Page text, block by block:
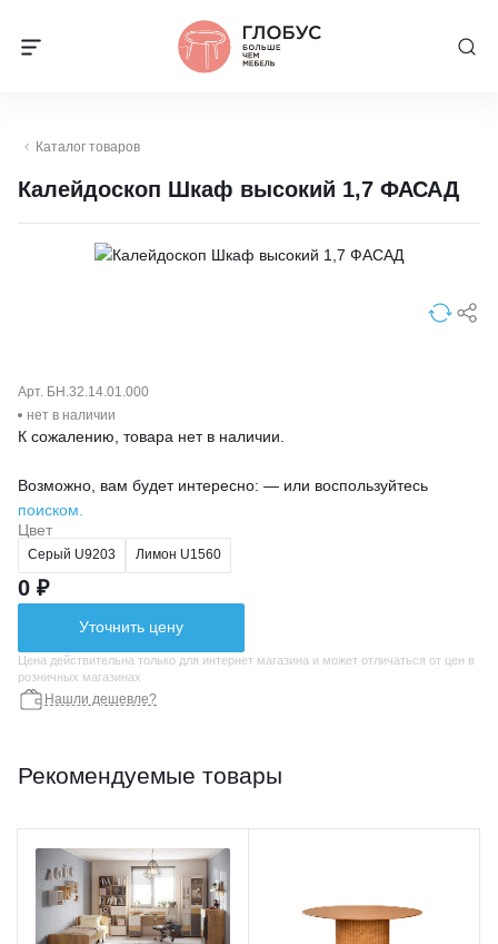
Каталог товаров
Калейдоскоп Шкаф высокий 1,7 ФАСАД
Арт. БН.32.14.01.000
нет в наличии
К сожалению, товара нет в наличии.
Возможно, вам будет интересно: — или воспользуйтесь
поиском.
Цвет
Серый U9203 Лимон U1560
0 ₽
Уточнить цену
Цена действительна только для интернет магазина и может отличаться от цен в
розничных магазинах
Нашли дешевле?
Рекомендуемые товары